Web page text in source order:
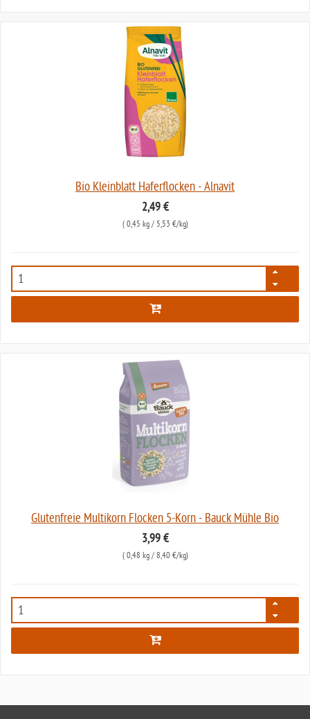
Bio Kleinblatt Haferflocken - Alnavit
2,49 €
( 0,45 kg/ 5,53 €/kg)
3694
Glutenfreie Multikorn Flocken 5-Korn - Bauck Mühle Bio
3,99 €
( 0,48 kg/ 8,40 €/kg)
4689